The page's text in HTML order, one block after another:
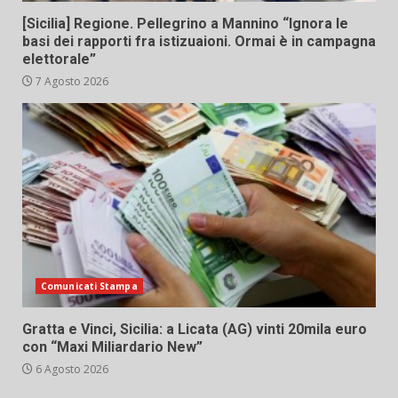
[Sicilia] Regione. Pellegrino a Mannino “Ignora le
basi dei rapporti fra istizuaioni. Ormai è in campagna
elettorale”
7 Agosto 2026
Comunicati Stampa
Gratta e Vinci, Sicilia: a Licata (AG) vinti 20mila euro
con “Maxi Miliardario New”
6 Agosto 2026